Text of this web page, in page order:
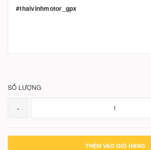
#thaivinhmotor_gpx
SỐ LƯỢNG
-
THÊM VÀO GIỎ HÀNG